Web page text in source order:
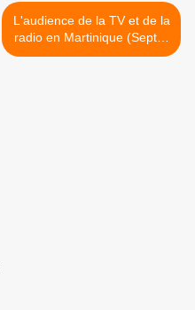
L'audience de la TV et de la
radio en Martinique (Sept. -
Nov. 2022) >